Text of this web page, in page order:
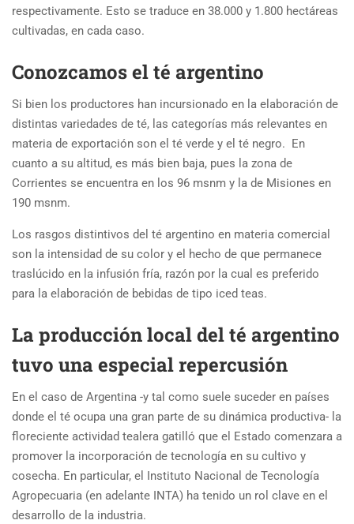
respectivamente. Esto se traduce en 38.000 y 1.800 hectáreas
cultivadas, en cada caso.
Conozcamos el té argentino
Si bien los productores han incursionado en la elaboración de
distintas variedades de té, las categorías más relevantes en
materia de exportación son el té verde y el té negro. En
cuanto a su altitud, es más bien baja, pues la zona de
Corrientes se encuentra en los 96 msnm y la de Misiones en
190 msnm.
Los rasgos distintivos del té argentino en materia comercial
son la intensidad de su color y el hecho de que permanece
traslúcido en la infusión fría, razón por la cual es preferido
para la elaboración de bebidas de tipo iced teas.
La producción local del té argentino
tuvo una especial repercusión
En el caso de Argentina -y tal como suele suceder en países
donde el té ocupa una gran parte de su dinámica productiva- la
floreciente actividad tealera gatilló que el Estado comenzara a
promover la incorporación de tecnología en su cultivo y
cosecha. En particular, el Instituto Nacional de Tecnología
Agropecuaria (en adelante INTA) ha tenido un rol clave en el
desarrollo de la industria.